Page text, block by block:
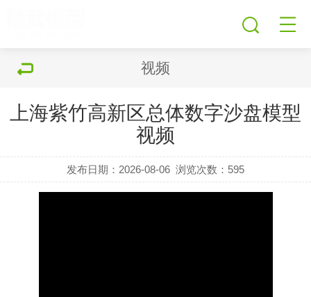
视频
上海紫竹高新区总体数字沙盘模型
视频
发布日期：2026-08-06 浏览次数： 595